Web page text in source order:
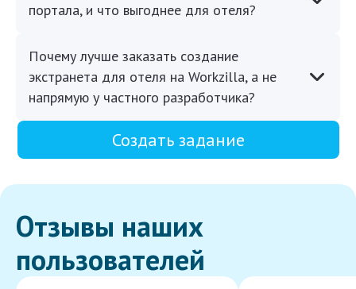
портала, и что выгоднее для отеля?
Почему лучше заказать создание
экстранета для отеля на Workzilla, а не
напрямую у частного разработчика?
Создать задание
Отзывы наших
пользователей